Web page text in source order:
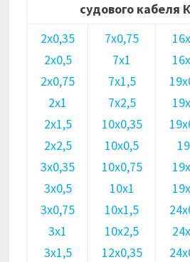
судового кабеля
2х0,35
2х0,5
2х0,75
2х1
2х1,5
2х2,5
3х0,35
3х0,5
3х0,75
3х1
3х1,5
7х0,75
7х1
7х1,5
7х2,5
10х0,35
10х0,5
10х0,75
10х1
10х1,5
10х2,5
12х0,35